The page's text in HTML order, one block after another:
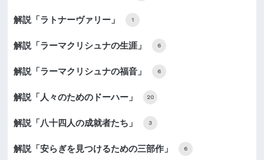
解説「ラトナーヴァリー」 1
解説「ラーマクリシュナの生涯」 6
解説「ラーマクリシュナの福音」 6
解説「人々のためのドーハー」 20
解説「八十四人の成就者たち」 3
解説「安らぎを見つけるための三部作」 6